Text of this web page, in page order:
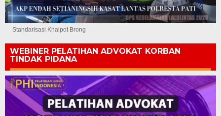
Standarisasi Knalpot Brong
WEBINER PELATIHAN ADVOKAT KORBAN
TINDAK PIDANA